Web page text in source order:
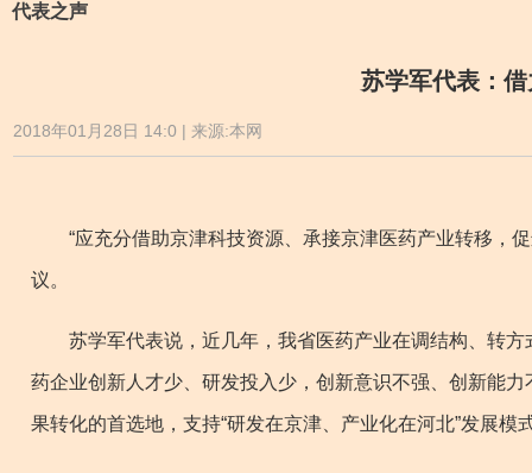
代表之声
苏学军代表：
2018年01月28日 14:0 | 来源:本网
“应充分借助京津科技资源、承接京津医药产业转移，促
议。
苏学军代表说，近几年，我省医药产业在调结构、转方
药企业创新人才少、研发投入少，创新意识不强、创新能
果转化的首选地，支持“研发在京津、产业化在河北”发展